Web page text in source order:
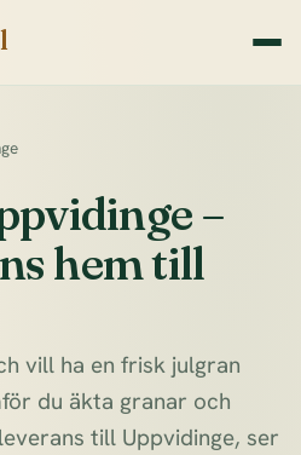
–
hem till
vill ha en frisk julgran
du äkta granar och
till Uppvidinge, ser